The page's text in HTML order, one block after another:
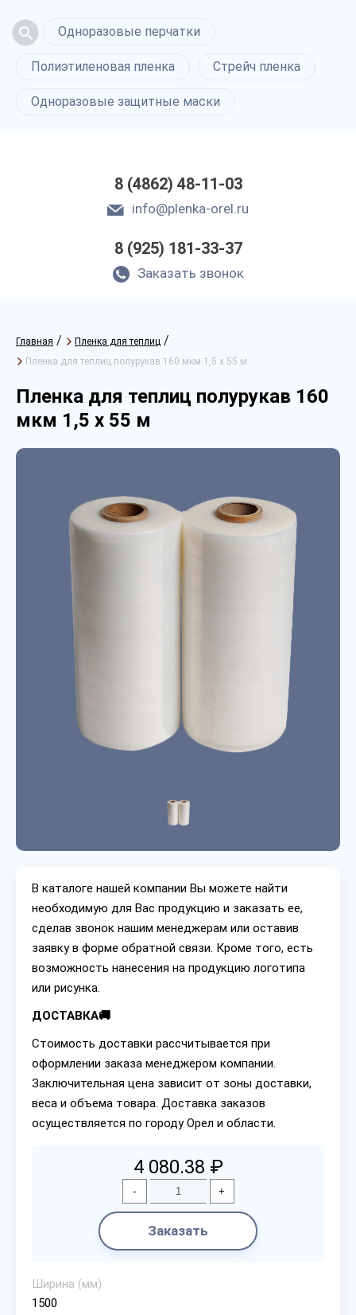
Одноразовые перчатки
Полиэтиленовая пленка Стрейч пленка
Одноразовые защитные маски
8 (4862) 48-11-03
info@plenka-orel.ru
8 (925) 181-33-37
Заказать звонок
Главная / Пленка для теплиц /
Пленка для теплиц полурукав 160 мкм 1,5 х 55 м
Пленка для теплиц полурукав 160
мкм 1,5 х 55 м
В каталоге нашей компании Вы можете найти
необходимую для Вас продукцию и заказать ее,
сделав звонок нашим менеджерам или оставив
заявку в форме обратной связи. Кроме того, есть
возможность нанесения на продукцию логотипа
или рисунка.
ДОСТАВКА🚚
Стоимость доставки рассчитывается при
оформлении заказа менеджером компании.
Заключительная цена зависит от зоны доставки,
веса и объема товара. Доставка заказов
осуществляется по городу Орел и области.
4 080.38 ₽
- +
Заказать
Ширина (мм)
1500